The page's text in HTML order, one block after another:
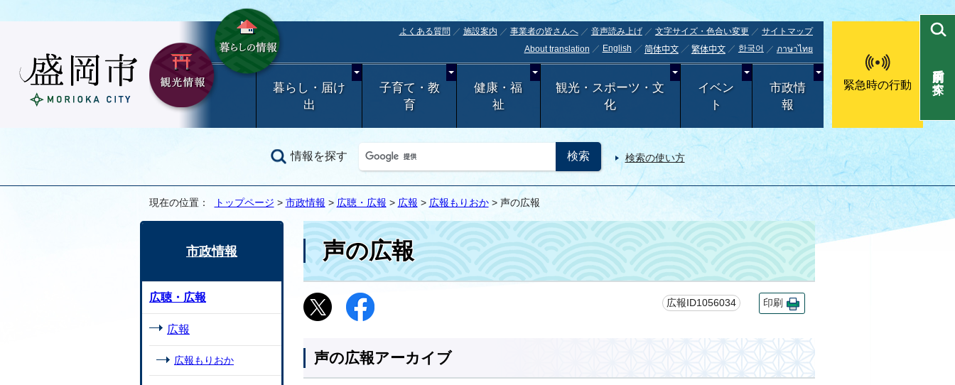
よくある質問 施設案内 事業者の皆さんへ 音声読み上げ 文字サイズ・色合い変更
サイトマップ
About translation
English 简体中文 繁体中文 한국어 ภาษาไทย
暮らし・届け
出
子育て・教
育
健康・福
祉
観光・スポーツ・文
化
イベン
ト
市政情
報
緊急時の行動
情報を探す 検索の使い方
目的別で探す
現在の位置： トップページ > 市政情報 > 広聴・広報 > 広報 > 広報もりおか> 声の広報
声の広報
広報ID1056034 印刷
声の広報アーカイブ
市政情報
広聴・広報
広報
広報もりおか